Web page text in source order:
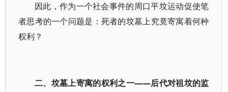
因此，作为一个社会事件的周口平坟运动促使笔
者思考的一个问题是：死者的坟墓上究竟寄寓着何种
权利？
二、坟墓上寄寓的权利之一——后代对祖坟的监